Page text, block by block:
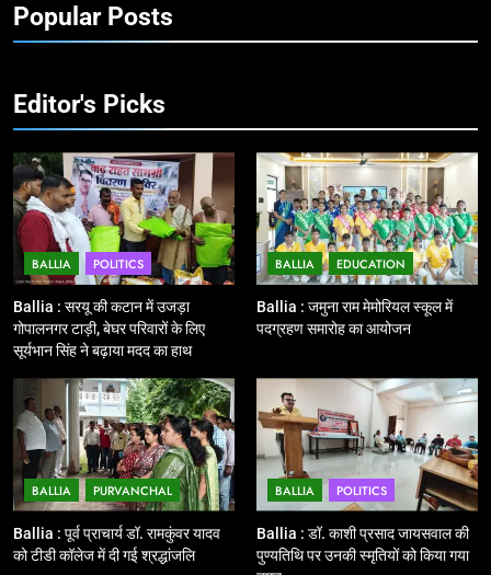
और कानपुर के लिए बस सेवाओं का
11
बिहार विस चुनाव : सभी 90 हजार 712
बूथों से लाइव वेब कास्टिंग की तैयारी
NATIONAL POLITICS
12
Ballia : बलिया रेलवे स्टेशन का अपर
महाप्रबंधक ने किया निरीक्षण
BALLIA
13
Ballia : त्यौहारों पर शांति व्यवस्था को
लेकर पुलिस ने किया रूट मार्च
BALLIA NATIONAL
14
Popular Posts
Editor's Picks
BALLIA POLITICS
Ballia : सरयू की कटान में उजड़ा
गोपालनगर टाड़ी, बेघर परिवारों के लिए
सूर्यभान सिंह ने बढ़ाया मदद का हाथ
BALLIA EDUCATION
Ballia : जमुना राम मेमोरियल स्कूल में
पदग्रहण समारोह का आयोजन
BALLIA PURVANCHAL
Ballia : पूर्व प्राचार्य डॉ. रामकुंवर यादव
को टीडी कॉलेज में दी गई श्रद्धांजलि
BALLIA POLITICS
Ballia : डॉ. काशी प्रसाद जायसवाल की
पुण्यतिथि पर उनकी स्मृतियों को किया गया